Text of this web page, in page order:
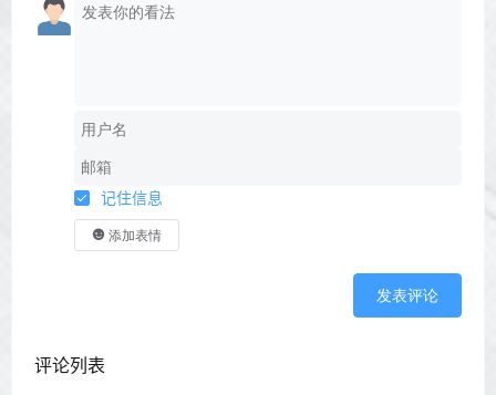
记住信息
添加表情
发表评论
评论列表